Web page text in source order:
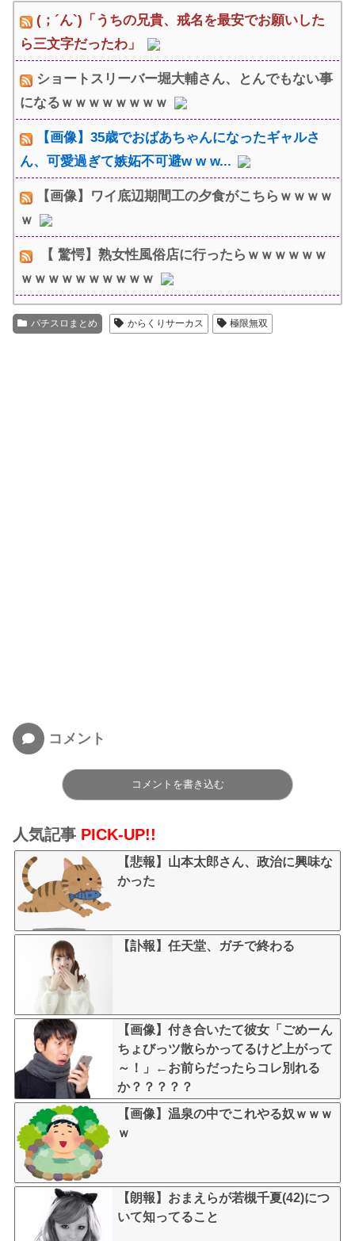
(；´ん`)「うちの兄貴、戒名を最安でお願いした
ら三文字だったわ」
ショートスリーバー堀大輔さん、とんでもない事
になるｗｗｗｗｗｗｗｗ
【画像】35歳でおばあちゃんになったギャルさ
ん、可愛過ぎて嫉妬不可避w w w...
【画像】ワイ底辺期間工の夕食がこちらｗｗｗｗ
ｗ
【 驚愕】熟女性風俗店に行ったらｗｗｗｗｗｗ
ｗｗｗｗｗｗｗｗｗｗ
パチスロまとめ からくりサーカス 極限無双
コメント
コメントを書き込む
人気記事 PICK-UP!!
【悲報】山本太郎さん、政治に興味な
かった
【訃報】任天堂、ガチで終わる
【画像】付き合いたて彼女「ごめーん
ちょびっツ散らかってるけど上がって
～！」←お前らだったらコレ別れる
か？？？？？
【画像】温泉の中でこれやる奴ｗｗｗ
ｗ
【朗報】おまえらが若槻千夏(42)につ
いて知ってること